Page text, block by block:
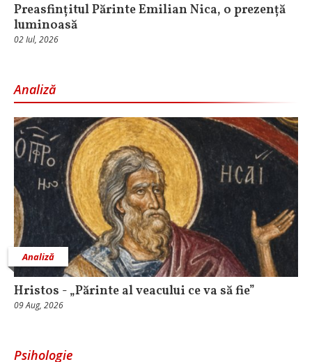
Preasfințitul Părinte Emilian Nica, o prezență
luminoasă
02 Iul, 2026
Analiză
Analiză
Hristos - „Părinte al veacului ce va să fie”
09 Aug, 2026
Psihologie